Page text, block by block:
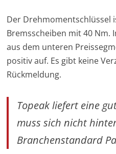
Der Drehmomentschlüssel
Bremsscheiben mit 40 Nm.
aus dem unteren
positiv auf. Es gibt keine
Rückmeldung.
Topeak liefert eine
muss sich nicht
Branchenstandard